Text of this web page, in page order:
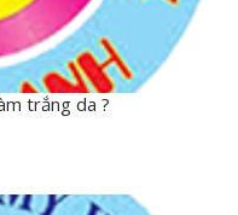
trắng da ?